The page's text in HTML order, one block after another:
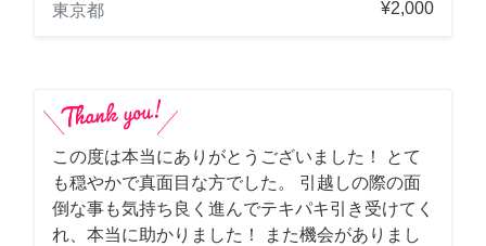
東京都
¥2,000
この度は本当にありがとうございました！ とて
も穏やかで真面目な方でした。 引越しの際の面
倒な事も気持ち良く進んでテキパキ引き受けてく
れ、本当に助かりました！ また機会がありまし